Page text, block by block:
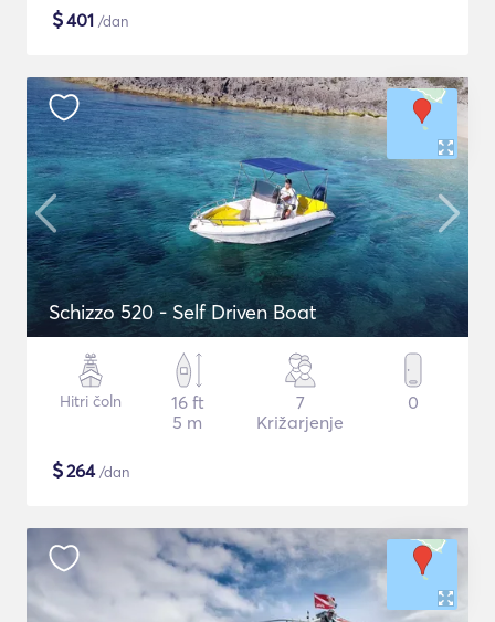
$401 /dan
Schizzo 520 - Self Driven Boat
Hitri čoln
16 ft
5 m
7
Križarjenje
0
$264/dan